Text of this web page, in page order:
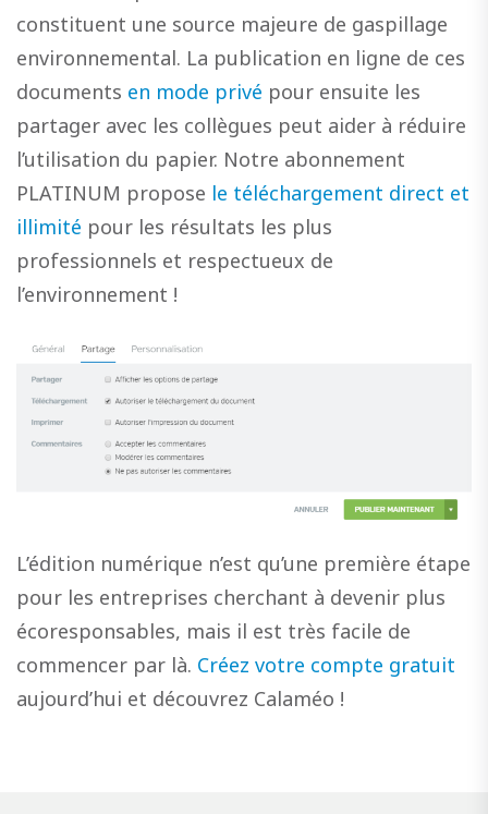
constituent une source majeure de gaspillage
environnemental. La publication en ligne de ces
documents en mode privé pour ensuite les
partager avec les collègues peut aider à réduire
l’utilisation du papier. Notre abonnement
PLATINUM propose le téléchargement direct et
illimité pour les résultats les plus
professionnels et respectueux de
l’environnement !
L’édition numérique n’est qu’une première étape
pour les entreprises cherchant à devenir plus
écoresponsables, mais il est très facile de
commencer par là. Créez votre compte gratuit
aujourd’hui et découvrez Calaméo !